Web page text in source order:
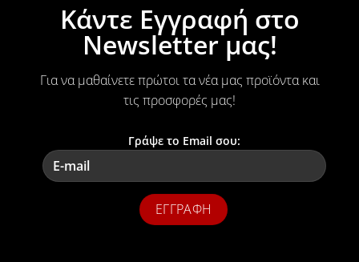
Κάντε Εγγραφή στο
Newsletter μας!
Για να μαθαίνετε πρώτοι τα νέα μας προϊόντα και
τις προσφορές μας!
Γράψε το Email σου: